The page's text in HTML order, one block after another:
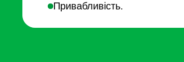
Привабливість.